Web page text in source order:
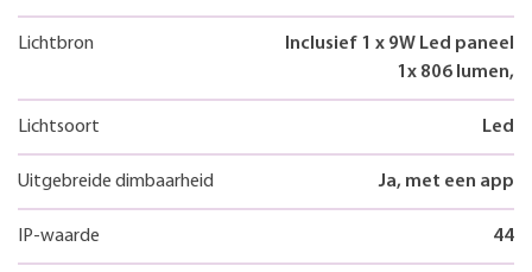
Lichtbron
Inclusief 1 x 9W Led paneel
1x 806 lumen,
Lichtsoort Led
Uitgebreide dimbaarheid Ja, met een app
IP-waarde 44